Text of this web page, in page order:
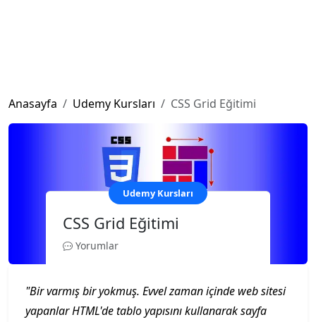
Anasayfa Udemy Kursları CSS Grid Eğitimi
Udemy Kursları
CSS Grid Eğitimi
Yorumlar
"Bir varmış bir yokmuş. Evvel zaman içinde web sitesi
yapanlar HTML'de tablo yapısını kullanarak sayfa